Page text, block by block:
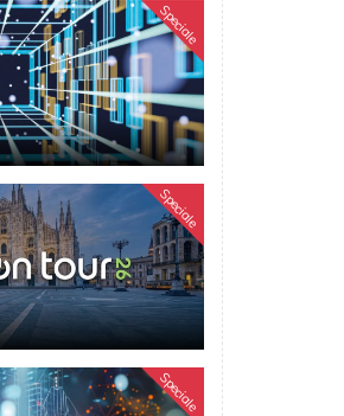
Speciale
Speciale
Speciale